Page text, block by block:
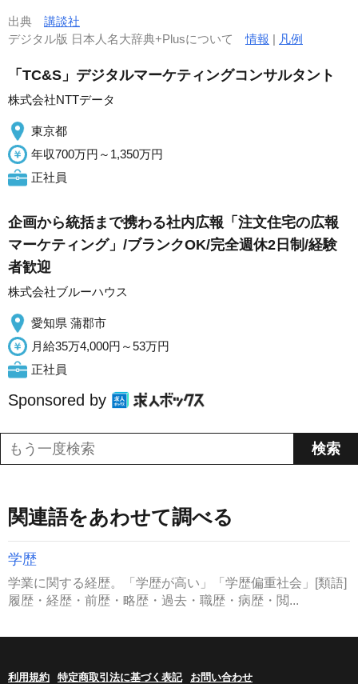
出典 講談社
デジタル版 日本人名大辞典+Plusについて情報 | 凡例
「TC&S」デジタルマーケティングコンサルタント
株式会社NTTデータ
東京都
年収700万円～1,350万円
正社員
企画から統括まで携わる社内広報「注文住宅の広報
マーケティング」/ブランクOK/完全週休2日制/経験
者歓迎
株式会社ブルーハウス
愛知県 蒲郡市
月給35万4,000円～53万円
正社員
Sponsored by
関連語をあわせて調べる
学歴
学業に関する経歴。「学歴が高い」「学歴偏重社会」[類語]
履歴・経歴・前歴・略歴・過去・職歴・病歴・閲...
利用規約 特定商取引法に基づく表記 お問い合わせ